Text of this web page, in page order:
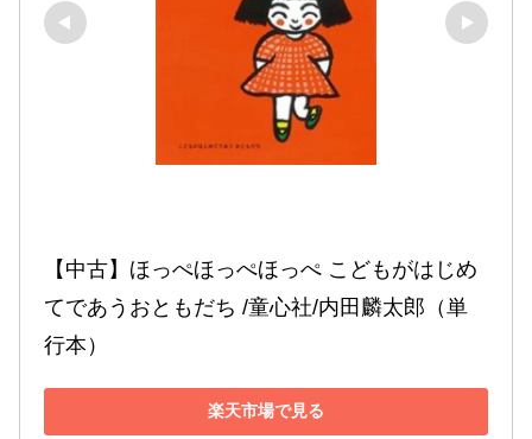
【中古】ほっぺほっぺほっぺ こどもがはじめ
てであうおともだち /童心社/内田麟太郎（単
行本）
楽天市場で見る